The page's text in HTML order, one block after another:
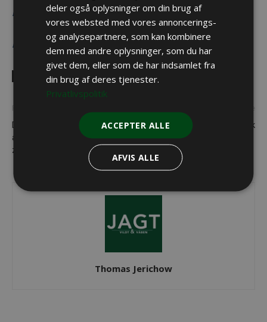
Hvor langt kan (og bør) du skyde?
Hvor langt flyver et riffelprojektil?
Branchenyt
Den gamle konservator buk går
aldrig af mode – Brian Filipsen
zoologisk konservator
Next article
Sako/Tikka opruster i Danmark
Thomas Jerichow
deler også oplysninger om din brug af
vores websted med vores annoncerings-
og analysepartnere, som kan kombinere
dem med andre oplysninger, som du har
givet dem, eller som de har indsamlet fra
din brug af deres tjenester.
Privatlivspolitik
ACCEPTER ALLE
AFVIS ALLE